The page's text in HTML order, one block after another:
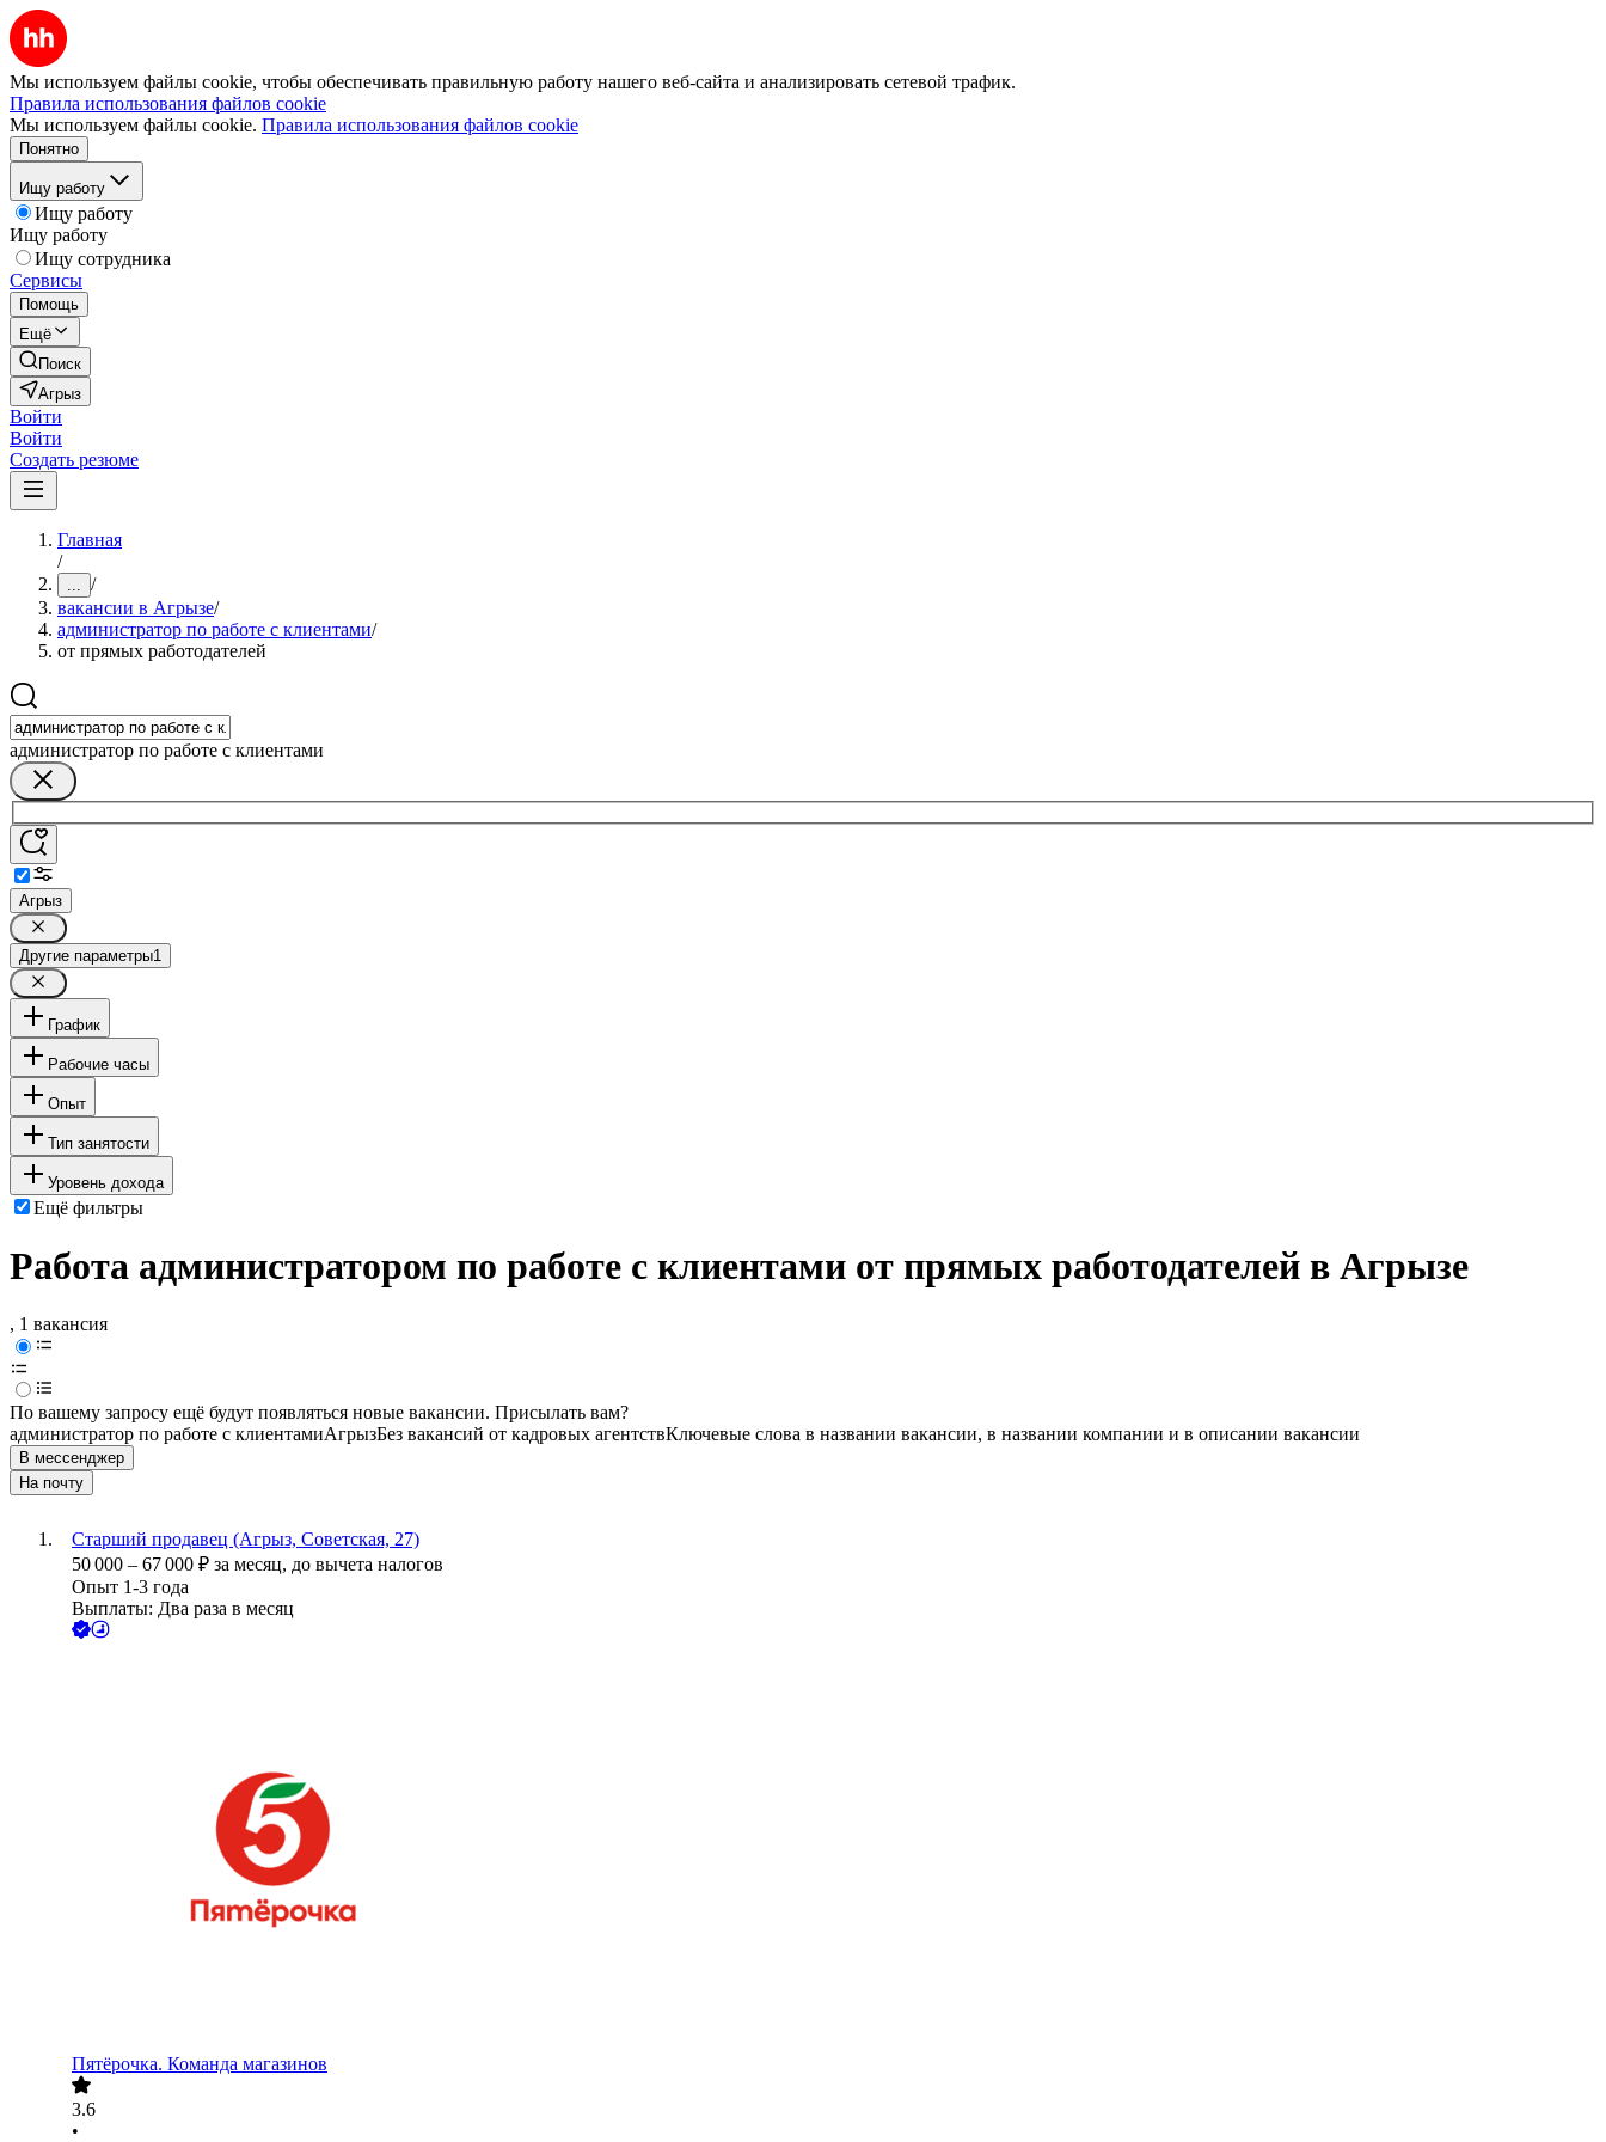
Мы используем файлы cookie, чтобы обеспечивать правильную работу нашего веб-сайта и анализировать сетевой трафик.
Правила использования файлов cookie
Мы используем файлы cookie. Правила использования файлов cookie
Понятно
Ищу работу
Ищу работу
Ищу работу
Ищу сотрудника
Сервисы
Помощь
Ещё
Поиск
Агрыз
Войти
Войти
Создать резюме
Главная
/
... /
вакансии в Агрызе/
администратор по работе с клиентами/
от прямых работодателей
администратор по работе с клиентами
Агрыз
Другие параметры1
График
Рабочие часы
Опыт
Тип занятости
Уровень дохода
Ещё фильтры
Работа администратором по работе с клиентами от прямых работодателей в Агрызе
, 1 вакансия
По вашему запросу ещё будут появляться новые вакансии. Присылать вам?
администратор по работе с клиентамиАгрызБез вакансий от кадровых агентствКлючевые слова в названии вакансии, в названии компании и в описании вакансии
В мессенджер
На почту
Старший продавец (Агрыз, Советская, 27)
50 000 – 67 000 ₽ за месяц, до вычета налогов
Опыт 1-3 года
Выплаты: Два раза в месяц
Пятёрочка. Команда магазинов
3.6
•